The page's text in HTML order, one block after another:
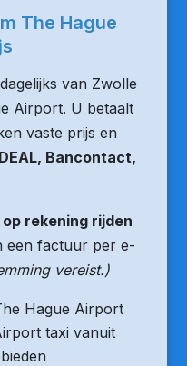
The Hague
van Zwolle
Airport. U betaalt
vaste prijs en
Bancontact,
op rekening rijden
een factuur per e-
vereist.)
Hague Airport
taxi vanuit